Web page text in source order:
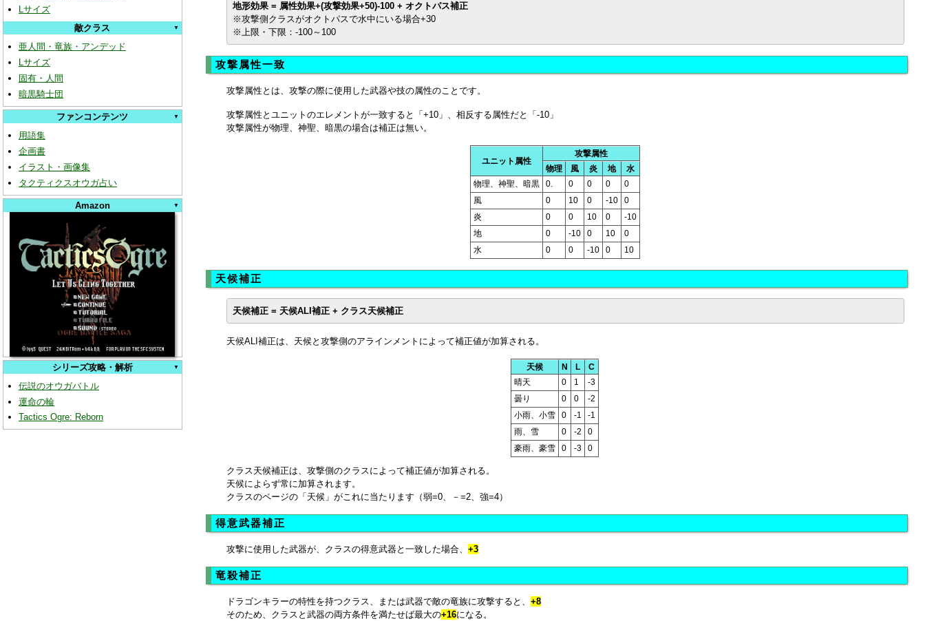
Lサイズ
敵クラス
亜人間・竜族・アンデッド
Lサイズ
固有・人間
暗黒騎士団
ファンコンテンツ
用語集
企画書
イラスト・画像集
タクティクスオウガ占い
Amazon
シリーズ攻略・解析
伝説のオウガバトル
運命の輪
Tactics Ogre: Reborn
地形効果 = 属性効果+(攻撃効果+50)-100 + オクトパス補正
※攻撃側クラスがオクトパスで水中にいる場合+30
※上限・下限：-100～100
攻撃属性一致
攻撃属性とは、攻撃の際に使用した武器や技の属性のことです。
攻撃属性とユニットのエレメントが一致すると「+10」、相反する属性だと「-10」
攻撃属性が物理、神聖、暗黒の場合は補正は無い。
ユニット属性
攻撃属性
物理
風 炎 地
水
物理、神聖、暗黒
0. 0 0 0
0
風
0 10 0 -10
0
炎
0 0 10 0
-10
地
0 -10 0 10
0
水
0 0 -10 0 10
天候補正
天候補正 = 天候ALI補正 + クラス天候補正
天候ALI補正は、天候と攻撃側のアラインメントによって補正値が加算される。
天候 N L
C
晴天
0 1
-3
曇り
0 0
-2
小雨、小雪
0 -1
-1
雨、雪
0 -2
0
豪雨、豪雪
0 -3 0
クラス天候補正は、攻撃側のクラスによって補正値が加算される。
天候によらず常に加算されます。
クラスのページの「天候」がこれに当たります（弱=0、－=2、強=4）
得意武器補正
攻撃に使用した武器が、クラスの得意武器と一致した場合、 +3
竜殺補正
ドラゴンキラーの特性を持つクラス、または武器で敵の竜族に攻撃すると、 +8
そのため、クラスと武器の両方条件を満たせば最大の+16になる。